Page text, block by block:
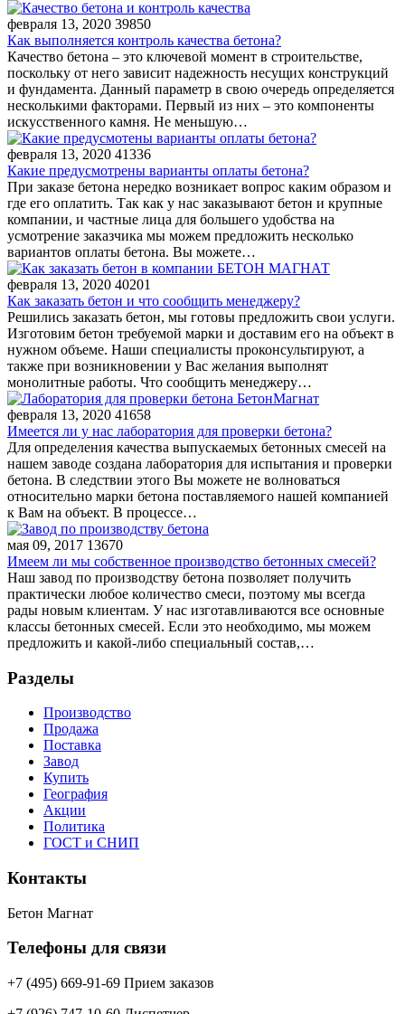
февраля 13, 2020 39850
Как выполняется контроль качества бетона?
Качество бетона – это ключевой момент в строительстве,
поскольку от него зависит надежность несущих конструкций
и фундамента. Данный параметр в свою очередь определяется
несколькими факторами. Первый из них – это компоненты
искусственного камня. Не меньшую…
февраля 13, 2020 41336
Какие предусмотрены варианты оплаты бетона?
При заказе бетона нередко возникает вопрос каким образом и
где его оплатить. Так как у нас заказывают бетон и крупные
компании, и частные лица для большего удобства на
усмотрение заказчика мы можем предложить несколько
вариантов оплаты бетона. Вы можете…
февраля 13, 2020 40201
Как заказать бетон и что сообщить менеджеру?
Решились заказать бетон, мы готовы предложить свои услуги.
Изготовим бетон требуемой марки и доставим его на объект в
нужном объеме. Наши специалисты проконсультируют, а
также при возникновении у Вас желания выполнят
монолитные работы. Что сообщить менеджеру…
февраля 13, 2020 41658
Имеется ли у нас лаборатория для проверки бетона?
Для определения качества выпускаемых бетонных смесей на
нашем заводе создана лаборатория для испытания и проверки
бетона. В следствии этого Вы можете не волноваться
относительно марки бетона поставляемого нашей компанией
к Вам на объект. В процессе…
мая 09, 2017 13670
Имеем ли мы собственное производство бетонных смесей?
Наш завод по производству бетона позволяет получить
практически любое количество смеси, поэтому мы всегда
рады новым клиентам. У нас изготавливаются все основные
классы бетонных смесей. Если это необходимо, мы можем
предложить и какой-либо специальный состав,…
Разделы
Производство
Продажа
Поставка
Завод
Купить
География
Акции
Политика
ГОСТ и СНИП
Контакты
Бетон Магнат
Телефоны для связи
+7 (495) 669-91-69 Прием заказов